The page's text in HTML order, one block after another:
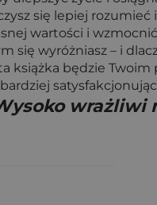
się lepiej
wartości i
wyróżniasz – i
książka będzie
wrażliwi